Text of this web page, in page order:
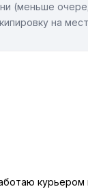
(меньше
на
курьером